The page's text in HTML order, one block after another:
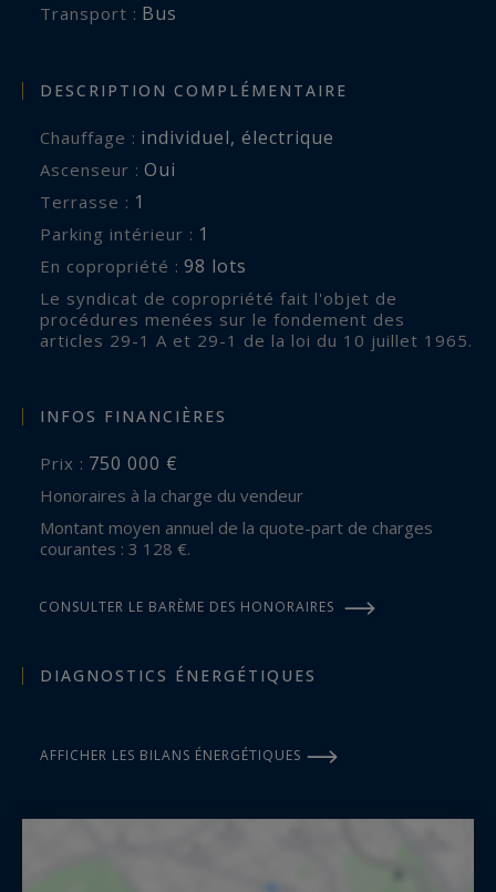
Transport : Bus
DESCRIPTION COMPLÉMENTAIRE
Chauffage : individuel, électrique
Ascenseur : Oui
terrasse : 1
parking intérieur : 1
En copropriété : 98 lots
Le syndicat de copropriété fait l'objet de
procédures menées sur le fondement des
articles 29-1 A et 29-1 de la loi du 10 juillet 1965.
INFOS FINANCIÈRES
Prix : 750 000 €
Honoraires à la charge du vendeur
Montant moyen annuel de la quote-part de charges
courantes : 3 128 €.
CONSULTER LE BARÈME DES HONORAIRES
DIAGNOSTICS ÉNERGÉTIQUES
AFFICHER LES BILANS ÉNERGÉTIQUES